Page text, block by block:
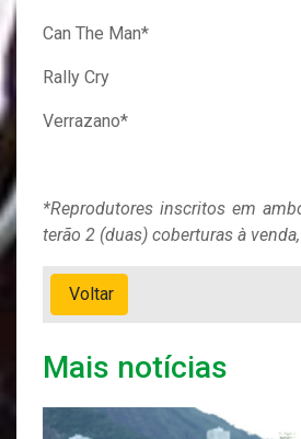
Can The Man*
Rally Cry
Verrazano*
*Reprodutores inscritos em
terão 2 (duas) coberturas à
Voltar
Mais notícias